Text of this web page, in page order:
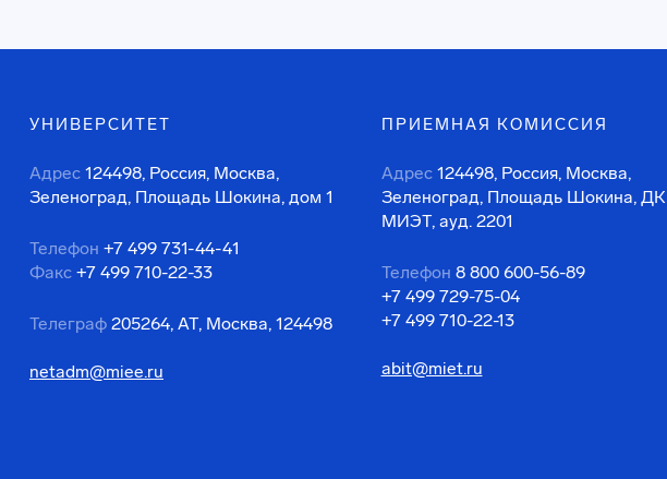
УНИВЕРСИТЕТ
Адрес 124498, Россия, Москва,
Зеленоград, Площадь Шокина, дом 1
Телефон +7 499 731-44-41
Факс +7 499 710-22-33
Телеграф 205264, АТ, Москва, 124498
netadm@miee.ru
ПРИЕМНАЯ КОМИССИЯ
Адрес 124498, Россия, Москва,
Зеленоград, Площадь Шокина, ДК
МИЭТ, ауд. 2201
Телефон 8 800 600-56-89
+7 499 729-75-04
+7 499 710-22-13
abit@miet.ru